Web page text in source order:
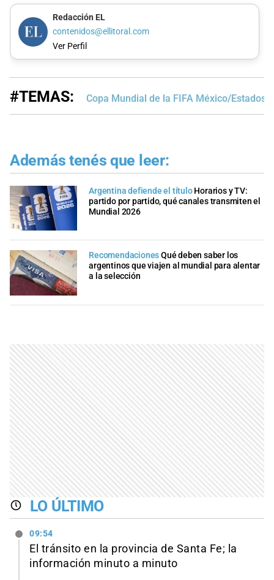
Redacción EL
contenidos@ellitoral.com
Ver Perfil
#TEMAS: Copa Mundial de la FIFA México/Estados
Además tenés que leer:
Argentina defiende el título Horarios y TV:
partido por partido, qué canales transmiten el
Mundial 2026
RecomendacionesQué deben saber los
argentinos que viajen al mundial para alentar
a la selección
LO ÚLTIMO
09:54
El tránsito en la provincia de Santa Fe; la
información minuto a minuto